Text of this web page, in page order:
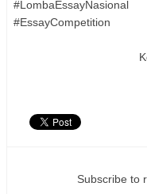
#LombaEssayNasional
#EssayCompetition
Subscribe to